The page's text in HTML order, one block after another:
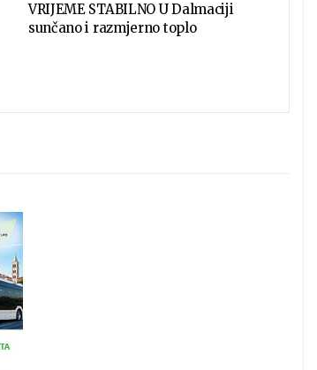
VRIJEME STABILNO U Dalmaciji
sunčano i razmjerno toplo